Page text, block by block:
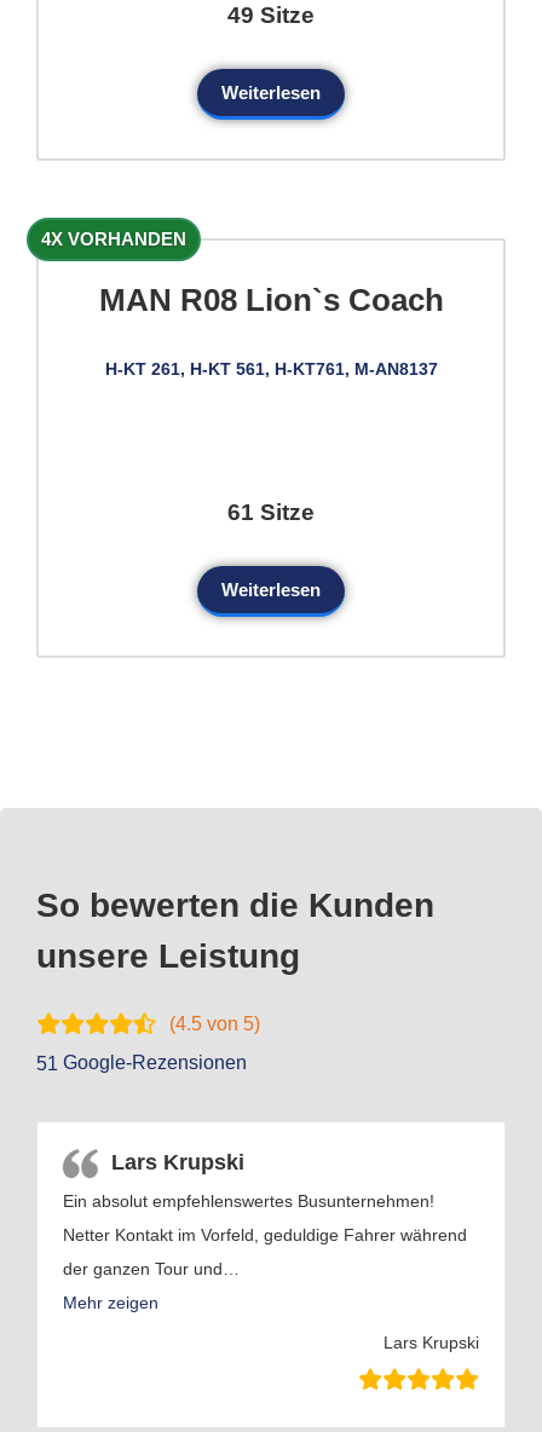
49 Sitze
Weiterlesen
4X VORHANDEN
MAN R08 Lion`s Coach
H-KT 261, H-KT 561, H-KT761, M-AN8137
61 Sitze
Weiterlesen
So bewerten die Kunden
unsere Leistung
(4.5 von 5)
51 Google-Rezensionen
Lars Krupski
Ein absolut empfehlenswertes Busunternehmen!
Netter Kontakt im Vorfeld, geduldige Fahrer während
der ganzen Tour und…
Mehr zeigen
Lars Krupski